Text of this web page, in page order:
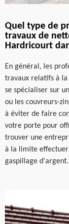
Quel type de
travaux de
Hardricourt
En général, les
travaux relatifs à la
se spécialiser sur
ou les couvreurs-
à éviter de faire
votre porte pour
trouver une
à la limite
gaspillage d'argent.